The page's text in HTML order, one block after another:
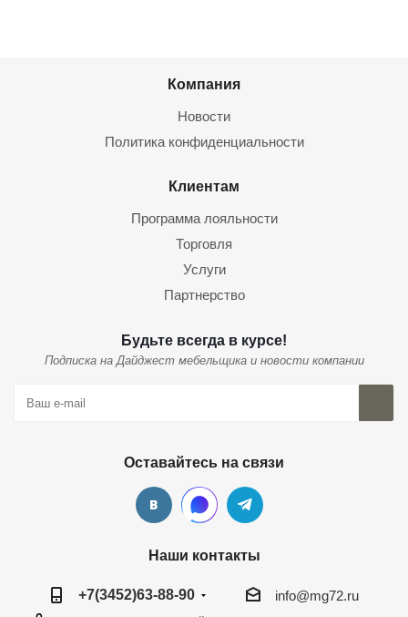
Компания
Новости
Политика конфиденциальности
Клиентам
Программа лояльности
Торговля
Услуги
Партнерство
Будьте всегда в курсе!
Подписка на Дайджест мебельщика и новости компании
Оставайтесь на связи
Наши контакты
+7(3452)63-88-90 info@mg72.ru